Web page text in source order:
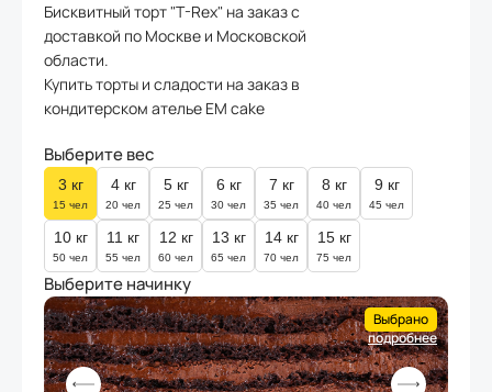
Бисквитный торт "T-Rex" на заказ с
доставкой по Москве и Московской
области.
Купить торты и сладости на заказ в
кондитерском ателье EM cake
Выберите вес
3 кг
15 чел
4кг
20 чел
5кг
25 чел
6 кг
30 чел
7 кг
35 чел
8 кг
40 чел
9 кг
45 чел
10кг
50 чел
11 кг
55 чел
12 кг
60 чел
13 кг
65 чел
14кг
70 чел
15кг
75 чел
Выберите начинку
Выбрано
подробнее